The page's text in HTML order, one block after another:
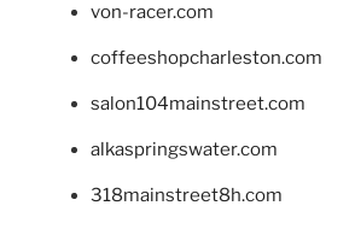
von-racer.com
coffeeshopcharleston.com
salon104mainstreet.com
alkaspringswater.com
318mainstreet8h.com